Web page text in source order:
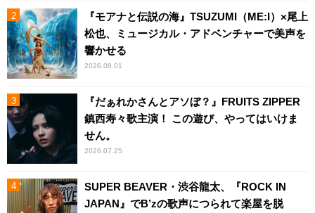
『モアナと伝説の海』TSUZUMI（ME:I）×尾上
松也、ミュージカル・アドベンチャーで美声を
響かせる
2026.08.01
『だぁれかさんとアソぼ？』FRUITS ZIPPER
鎮西寿々歌主演！ この遊び、やってはいけま
せん。
2026.07.25
SUPER BEAVER・渋谷龍太、『ROCK IN
JAPAN』でB’zの歌声につられて楽屋を脱